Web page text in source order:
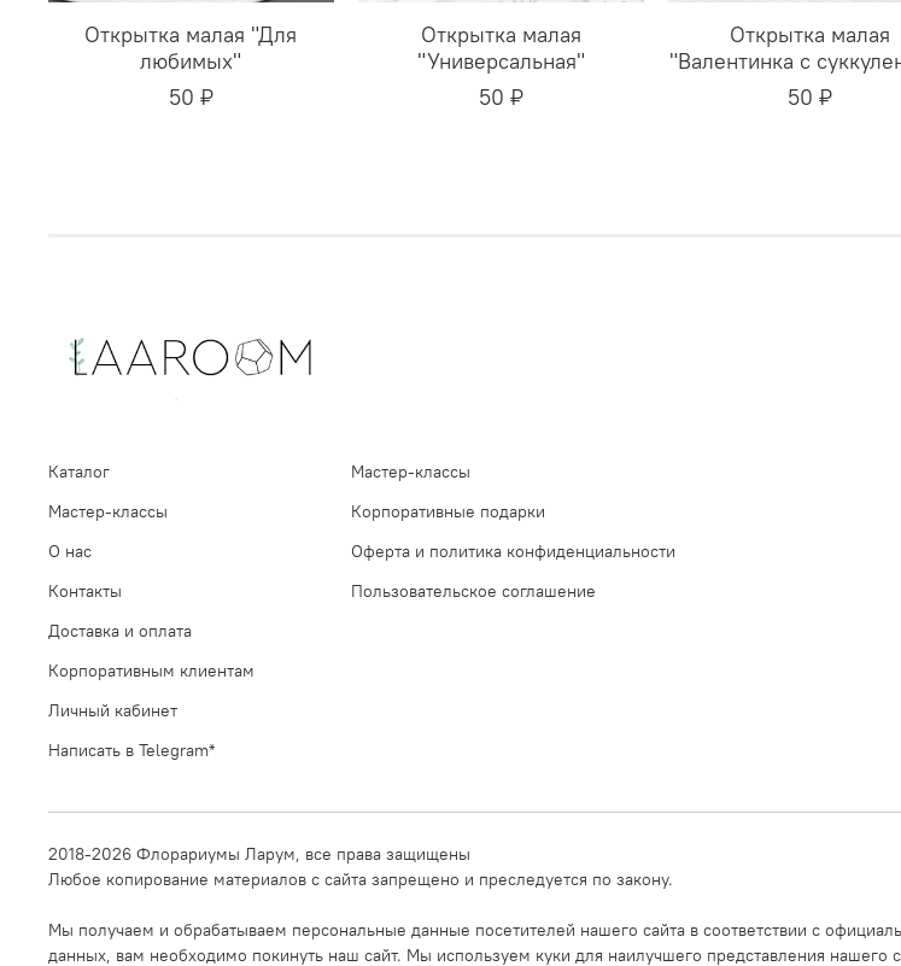
Открытка малая "Для
любимых"
50 ₽
Открытка малая
"Универсальная"
50 ₽
Открытка малая
"Валентинка с
50 ₽
Каталог
Мастер-классы
О нас
Контакты
Доставка и оплата
Корпоративным клиентам
Личный кабинет
Написать в Telegram*
Мастер-классы
Корпоративные подарки
Оферта и политика конфиденциальности
Пользовательское соглашение
2018-2026 Флорариумы Ларум, все права защищены
Любое копирование материалов с сайта запрещено и преследуется по закону.
Мы получаем и обрабатываем персональные данные посетителей нашего сайта в соответствии с
данных, вам необходимо покинуть наш сайт. Мы используем куки для наилучшего представления нашего